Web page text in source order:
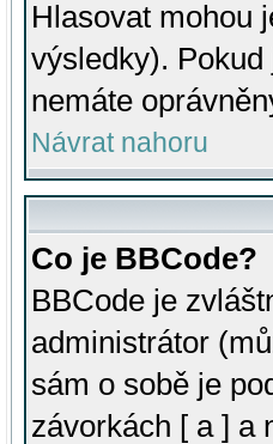
Hlasovat mohou
výsledky).
nemáte
Návrat nahoru
Co je BBCode?
BBCode je
administrátor
sám o sobě je
závorkách [ a ] a